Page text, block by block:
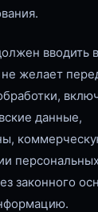
вводить
желает
данные,
законного